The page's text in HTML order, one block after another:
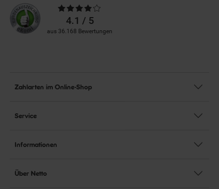
Durchschnittliche
Bewertungen4.1 / 5
aus 36.168 Bewertungen
Zahlarten im Online-Shop
Service
Informationen
Über Netto